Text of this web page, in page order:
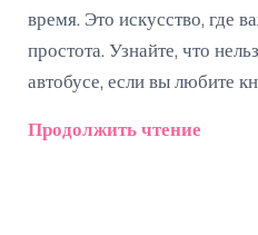
время. Это искусство, где
простота. Узнайте, что
автобусе, если вы любите
Продолжить чтение